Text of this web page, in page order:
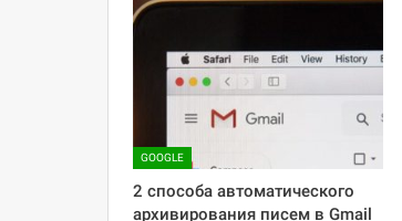
GOOGLE
2 способа автоматического
архивирования писем в Gmail